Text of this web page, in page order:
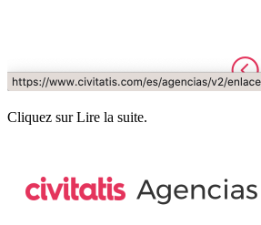
Cliquez sur Lire la suite.